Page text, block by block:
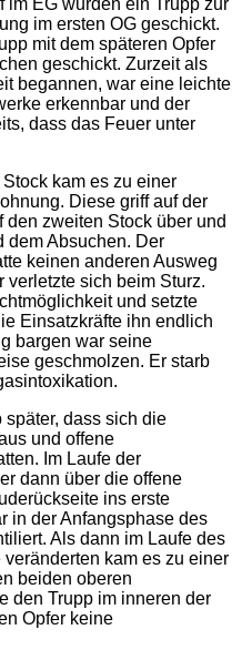
im EG wurden ein Trupp zur
im ersten OG geschickt.
mit dem späteren Opfer
geschickt. Zurzeit als
begannen, war eine leichte
erkennbar und der
dass das Feuer unter
kam es zu einer
Diese griff auf der
zweiten Stock über und
dem Absuchen. Der
keinen anderen Ausweg
verletzte sich beim Sturz.
und setzte
Einsatzkräfte ihn endlich
bargen war seine
geschmolzen. Er starb
dass sich die
und offene
Im Laufe der
dann über die offene
ins erste
in der Anfangsphase des
Als dann im Laufe des
kam es zu einer
beiden oberen
den Trupp im inneren der
Opfer keine